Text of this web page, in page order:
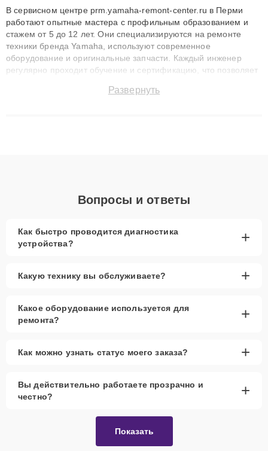
В сервисном центре prm.yamaha-remont-center.ru в Перми
работают опытные мастера с профильным образованием и
стажем от 5 до 12 лет. Они специализируются на ремонте
техники бренда Yamaha, используют современное
оборудование и оригинальные запчасти. Каждый инженер
регулярно проходит обучение и сертификацию, что позволяет
технику с сохранением гарантии до 3 лет. Наши мастера
Развернуть
Вопросы и ответы
Как быстро проводится диагностика
устройства?
+
Какую технику вы обслуживаете? +
Какое оборудование используется для
ремонта?
+
Как можно узнать статус моего заказа? +
Вы действительно работаете прозрачно и
честно?
+
Показать